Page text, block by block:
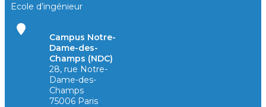
Ecole d’ingénieur
Campus Notre-
Dame-des-
Champs (NDC)
28, rue Notre-
Dame-des-
Champs
75006 Paris